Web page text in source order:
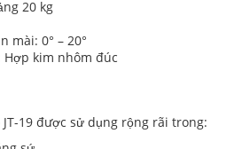
20 kg
mài: 0° – 20°
kim nhôm đúc
19 được sử dụng rộng rãi trong: